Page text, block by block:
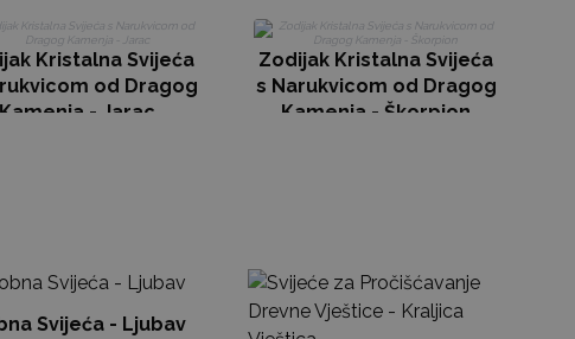
Kristalna Svijeća
od Dragog
Kamenja - Jarac
Zodijak Kristalna Svijeća
s Narukvicom od Dragog
Kamenja - Škorpion
Svijeća - Ljubav